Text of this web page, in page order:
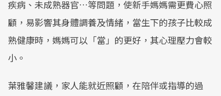
疾病、未成熟器官…等問題，使新手媽媽需更費心照
顧，易影響其身體調養及情緒，當生下的孩子比較成
熟健康時，媽媽可以「當」的更好，其心理壓力會較
小。
葉雅馨建議，家人能就近照顧，在陪伴或指導的過